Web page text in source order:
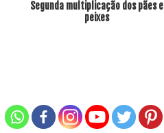
Segunda multiplicação dos pães e
peixes